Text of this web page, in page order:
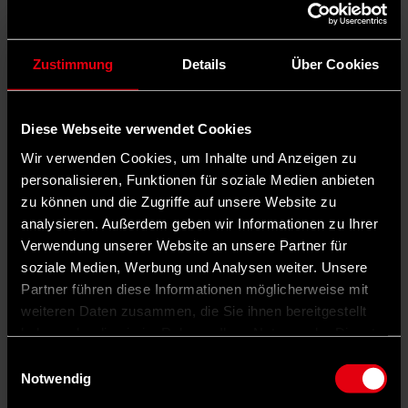
Zustimmung Details Über Cookies
Diese Webseite verwendet Cookies
Wir verwenden Cookies, um Inhalte und Anzeigen zu
personalisieren, Funktionen für soziale Medien anbieten
zu können und die Zugriffe auf unsere Website zu
analysieren. Außerdem geben wir Informationen zu Ihrer
Verwendung unserer Website an unsere Partner für
soziale Medien, Werbung und Analysen weiter. Unsere
Partner führen diese Informationen möglicherweise mit
weiteren Daten zusammen, die Sie ihnen bereitgestellt
Notwendig
Auf X teilen
Teilen 0 Kommentare Dark Mode
Ärztemangel ist zu einem geflügelten Wort geworden. Vor allem in
ländlichen Gegenden oder kleinen und mittleren Städten sorgt man
scheuen den Aufwand einer eigenen Praxis mit viel Arbeit und
wenig Freizeit. Zudem wollen Hausärzte gerade in ländlicheren